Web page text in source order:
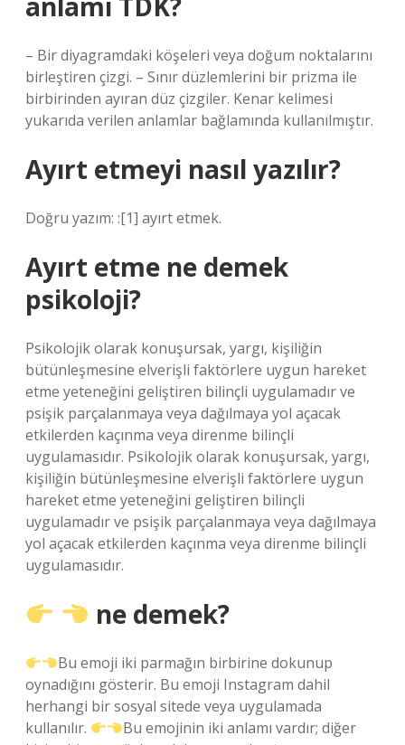
– Bir diyagramdaki köşeleri veya doğum noktalarını
birleştiren çizgi. – Sınır düzlemlerini bir prizma ile
birbirinden ayıran düz çizgiler. Kenar kelimesi
yukarıda verilen anlamlar bağlamında kullanılmıştır.
Ayırt etmeyi nasıl yazılır?
Doğru yazım: :[1] ayırt etmek.
Ayırt etme ne demek
psikoloji?
Psikolojik olarak konuşursak, yargı, kişiliğin
bütünleşmesine elverişli faktörlere uygun hareket
etme yeteneğini geliştiren bilinçli uygulamadır ve
psişik parçalanmaya veya dağılmaya yol açacak
etkilerden kaçınma veya direnme bilinçli
uygulamasıdır. Psikolojik olarak konuşursak, yargı,
kişiliğin bütünleşmesine elverişli faktörlere uygun
hareket etme yeteneğini geliştiren bilinçli
uygulamadır ve psişik parçalanmaya veya dağılmaya
yol açacak etkilerden kaçınma veya direnme bilinçli
uygulamasıdır.
ne demek?
Bu emoji iki parmağın birbirine dokunup
oynadığını gösterir. Bu emoji Instagram dahil
herhangi bir sosyal sitede veya uygulamada
kullanılır.
Bu emojinin iki anlamı vardır; diğer